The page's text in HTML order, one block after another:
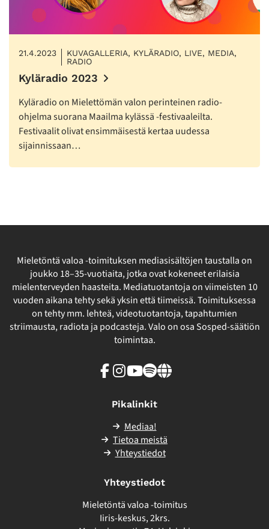
21.4.2023
KUVAGALLERIA, KYLÄRADIO, LIVE, MEDIA,
RADIO
Kyläradio 2023
Kyläradio on Mielettömän valon perinteinen radio-
ohjelma suorana Maailma kylässä -festivaaleilta.
Festivaalit olivat ensimmäisestä kertaa uudessa
sijainnissaan…
Mieletöntä valoa -toimituksen mediasisältöjen taustalla on
joukko 18–35-vuotiaita, jotka ovat kokeneet erilaisia
mielenterveyden haasteita. Mediatuotantoja on viimeisten 10
vuoden aikana tehty sekä yksin että tiimeissä. Toimituksessa
on tehty mm. lehteä, videotuotantoja, tapahtumien
striimausta, radiota ja podcasteja. Valo on osa Sosped-säätiön
toimintaa.
Facebook
Instagram
Youtube
SpotifyLinkki
Pikalinkit
Mediaa!
Tietoa meistä
Yhteystiedot
Yhteystiedot
Mieletöntä valoa -toimitus
Iiris-keskus, 2krs.